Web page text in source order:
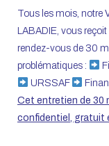
Tous les mois, notre
LABADIE, vous
rendez-vous de 30
problématiques :
URSSAF
Cet entretien de 30
confidentiel, gratuit